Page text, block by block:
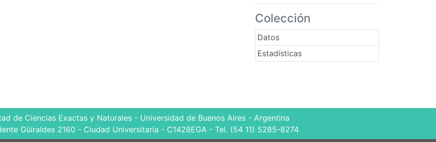
Colección
Datos
Estadísticas
de Ciencias Exactas y Naturales - Universidad de Buenos Aires - Argentina
Güiraldes 2160 - Ciudad Universitaria - C1428EGA - Tel. (54 11) 5285-8274